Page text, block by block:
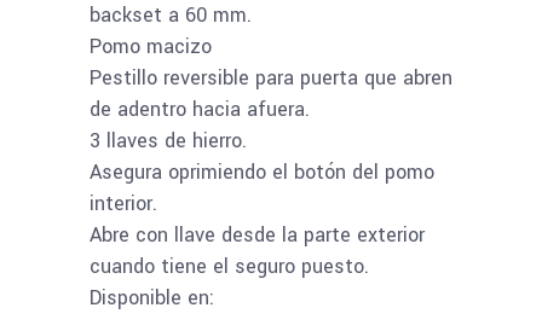
backset a 60 mm.
Pomo macizo
Pestillo reversible para puerta que abren
de adentro hacia afuera.
3 llaves de hierro.
Asegura oprimiendo el botón del pomo
interior.
Abre con llave desde la parte exterior
cuando tiene el seguro puesto.
Disponible en: